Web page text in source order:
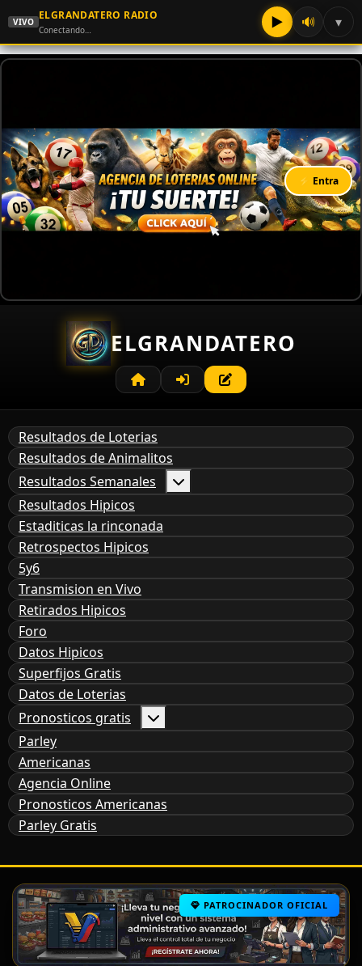
VIVO
ELGRANDATERO RADIO
Conectando… ▶ 🔊 ▾
⚡ Entra
ELGRANDATERO
Resultados de Loterias
Resultados de Animalitos
Resultados Semanales
Resultados Hipicos
Estaditicas la rinconada
Retrospectos Hipicos
5y6
Transmision en Vivo
Retirados Hipicos
Foro
Datos Hipicos
Superfijos Gratis
Datos de Loterias
Pronosticos gratis
Parley
Americanas
Agencia Online
Pronosticos Americanas
Parley Gratis
PATROCINADOR OFICIAL